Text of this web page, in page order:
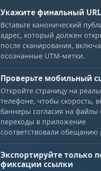
Укажите финальный URL
Вставьте канонический
адрес, который должен
после сканирования,
осознанные UTM-метки.
Проверьте мобильный
Откройте страницу на
телефоне, чтобы скорость,
баннеры согласия на файлы
переходы в приложение
соответствовали обещанию
Экспортируйте только
фиксации ссылки